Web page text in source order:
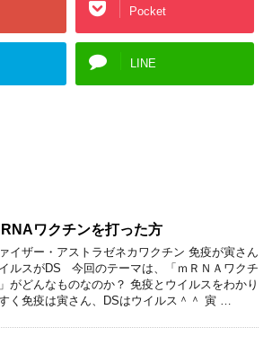
Pocket
LINE
RNAワクチンを打った方
イザー・アストラゼネカワクチン 免疫が寅さん
ルスがDS 今回のテーマは、「ｍＲＮＡワクチ
がどんなものなのか？ 免疫とウイルスをわかり
く免疫は寅さん、DSはウイルス＾＾ 寅 …